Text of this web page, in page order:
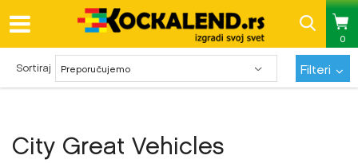
0
Pregled statusa porudžbine
City Great Vehicles
Sortiraj Filteri